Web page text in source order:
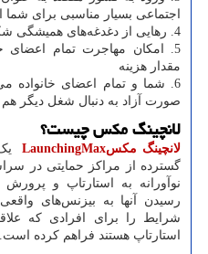
اجتماعی بسیار مناسبی برای شما
4. رهایی از دغدغه
های همیشگی
5. امکان مهاجرت تمام اعضای
مقدار هزینه
6. شما و تمام اعضای خانواده
صورت آزاد به دنبال شغل دیگر هم
لانچینگ مکس چیست؟
لانچینگ مکسLaunchingMax
گسترده از مراکز حمایتی در
نوآورانه به استارتاپ
و پرورش
رسیدن آنها به بیزنسهای
شرایط را برای افرادی که
استارتاپ هستند فراهم کرده است.